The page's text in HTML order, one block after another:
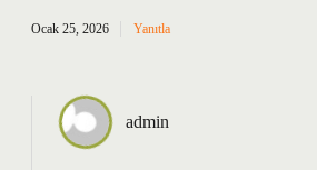
Ocak 25, 2026 Yanıtla
admin